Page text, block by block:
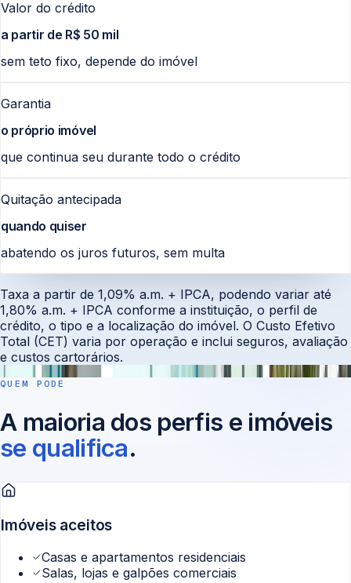
Valor do crédito
a partir de R$ 50 mil
sem teto fixo, depende do imóvel
Garantia
o próprio imóvel
que continua seu durante todo o crédito
Quitação antecipada
quando quiser
abatendo os juros futuros, sem multa
Taxa a partir de 1,09% a.m. + IPCA, podendo variar até
1,80% a.m. + IPCA conforme a instituição, o perfil de
crédito, o tipo e a localização do imóvel. O Custo Efetivo
Total (CET) varia por operação e inclui seguros, avaliação
e custos cartorários.
QUEM PODE
A maioria dos perfis e imóveis
se qualifica.
Imóveis aceitos
Casas e apartamentos residenciais
Salas, lojas e galpões comerciais